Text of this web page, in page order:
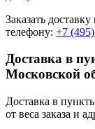
Заказать
телефону: +7
Доставка в
Московской
Доставка в
от веса заказа и